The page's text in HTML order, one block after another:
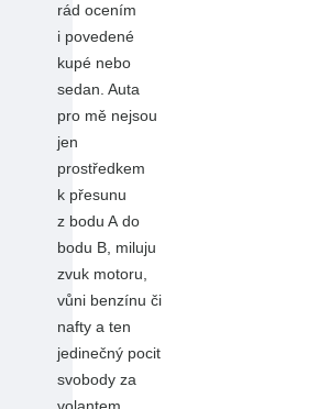
rád ocením
i povedené
kupé nebo
sedan. Auta
pro mě nejsou
jen
prostředkem
k přesunu
z bodu A do
bodu B, miluju
zvuk motoru,
vůni benzínu či
nafty a ten
jedinečný pocit
svobody za